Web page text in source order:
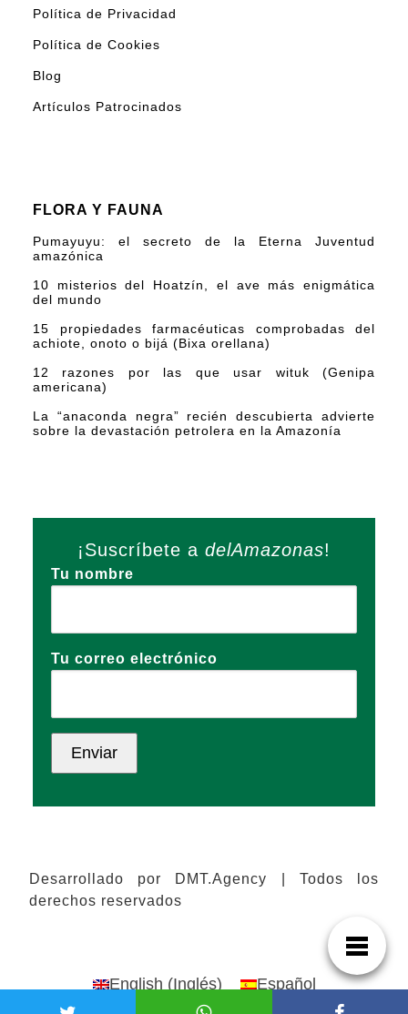
Política de Privacidad
Política de Cookies
Blog
Artículos Patrocinados
FLORA Y FAUNA
Pumayuyu: el secreto de la Eterna Juventud
amazónica
10 misterios del Hoatzín, el ave más enigmática
del mundo
15 propiedades farmacéuticas comprobadas del
achiote, onoto o bijá (Bixa orellana)
12 razones por las que usar wituk (Genipa
americana)
La “anaconda negra” recién descubierta advierte
sobre la devastación petrolera en la Amazonía
¡Suscríbete a delAmazonas!
Tu nombre
Tu correo electrónico
Desarrollado por DMT.Agency | Todos los
derechos reservados
English (Inglés) Español